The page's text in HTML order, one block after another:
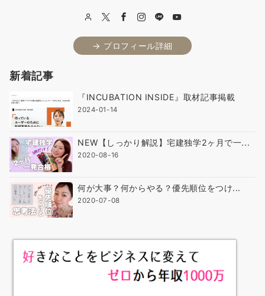
→ プロフィール詳細
新着記事
『INCUBATION INSIDE』取材記事掲載
2024-01-14
NEW【しっかり解説】宅建独学2ヶ月で一...
2020-08-16
何が大事？何からやる？優先順位をつけ...
2020-07-08